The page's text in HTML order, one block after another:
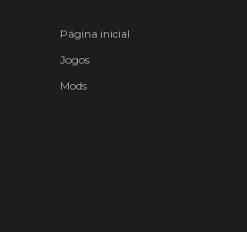
Página inicial
Jogos
Mods